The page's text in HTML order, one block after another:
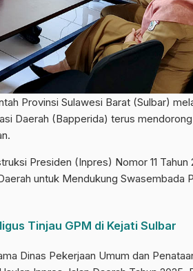
Provinsi Sulawesi Barat (Sulbar)
Daerah (Bapperida) terus
Presiden (Inpres) Nomor 11 Tahun
untuk Mendukung Swasembada
Tinjau GPM di Kejati Sulbar
Dinas Pekerjaan Umum dan